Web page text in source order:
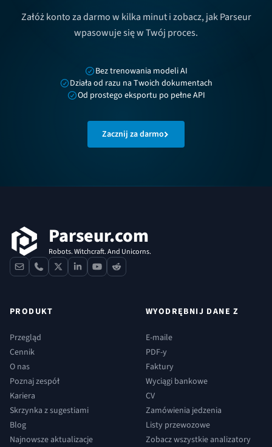
Załóż konto za darmo w kilka minut i zobacz, jak Parseur
wpasowuje się w Twój proces.
Bez trenowania modeli AI
Działa od razu na Twoich dokumentach
Od prostego eksportu po pełne API
Zacznij za darmo
Parseur.com
Robots. Witchcraft. And Unicorns.
contactphone
x linkedinyoutube
reddit
PRODUKT
Przegląd
Cennik
O nas
Poznaj zespół
Kariera
Skrzynka z sugestiami
Blog
Najnowsze aktualizacje
WYODRĘBNIJ DANE Z
E-maile
PDF-y
Faktury
Wyciągi bankowe
CV
Zamówienia jedzenia
Listy przewozowe
Zobacz wszystkie analizatory